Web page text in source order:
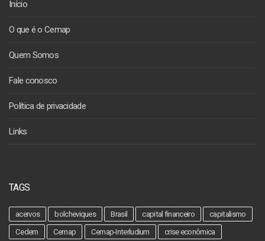
Início
O que é o Cemap
Quem Somos
Fale conosco
Política de privacidade
Links
TAGS
acervos bolcheviques Brasil capital financeiro
capitalismo
Cedem
Cemap Cemap-Interludium
crise econômica